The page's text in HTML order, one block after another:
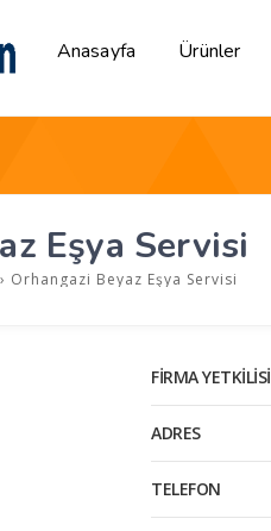
Anasayfa Ürünler
Eşya Servisi
Orhangazi Beyaz Eşya Servisi
FIRMA YETKILISI
ADRES
TELEFON